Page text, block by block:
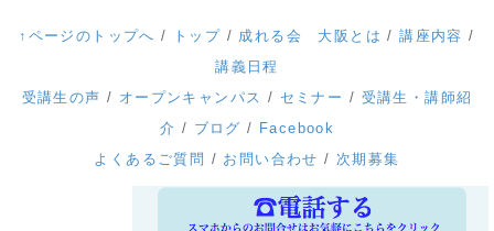
↑ページのトップへ / トップ / 成れる会 大阪とは /講座内容 /
講義日程
受講生の声 / オープンキャンパス / セミナー / 受講生・講師紹
介 / ブログ / Facebook
よくあるご質問 / お問い合わせ / 次期募集